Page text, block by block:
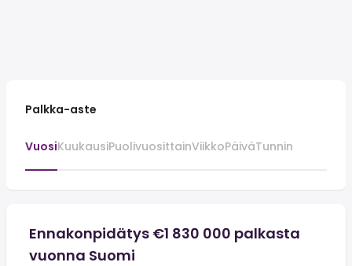
Palkka-aste
VuosiKuukausiPuolivuosittainViikkoPäiväTunnin
Ennakonpidätys €1 830 000 palkasta
vuonna Suomi